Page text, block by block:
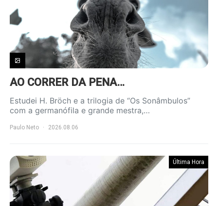
AO CORRER DA PENA…
Estudei H. Bröch e a trilogia de “Os Sonâmbulos”
com a germanófila e grande mestra,…
Paulo Neto 2026.08.06
Última Hora